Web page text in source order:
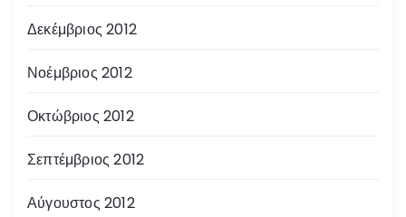
Δεκέμβριος 2012
Νοέμβριος 2012
Οκτώβριος 2012
Σεπτέμβριος 2012
Αύγουστος 2012